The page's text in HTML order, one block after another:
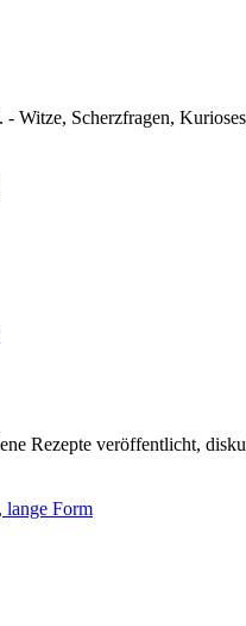
Witze, Scherzfragen,
Rezepte veröffentlicht,
lange Form